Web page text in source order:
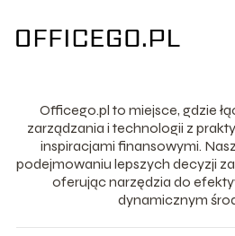
Officego.pl to miejsce, gdzie
zarządzania i technologii z
inspiracjami finansowymi.
podejmowaniu lepszych decyzji
oferując narzędzia do
dynamicznym